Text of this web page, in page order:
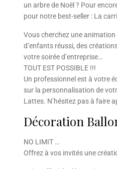
un arbre de Noël ? Pour
pour notre best-seller : La
Vous cherchez une
d’enfants réussi, des
votre soirée d’entreprise…
TOUT EST POSSIBLE !!!
Un professionnel est à votre
sur la personnalisation de
Lattes. N’hésitez pas à faire
Décoration
NO LIMIT …
Offrez à vos invités une